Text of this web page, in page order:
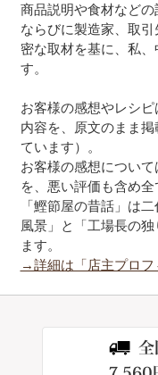
商品説明や食材など
ならびに製造家、取
密な取材を基に、私
す。
お客様の感想やレシ
内容を、原文のまま
ています）。
お客様の感想につい
を、悪い評価も含め全
「鰹節屋の昔話」は
風景」と「工場長の
ます。
→詳細は「店主プロフ